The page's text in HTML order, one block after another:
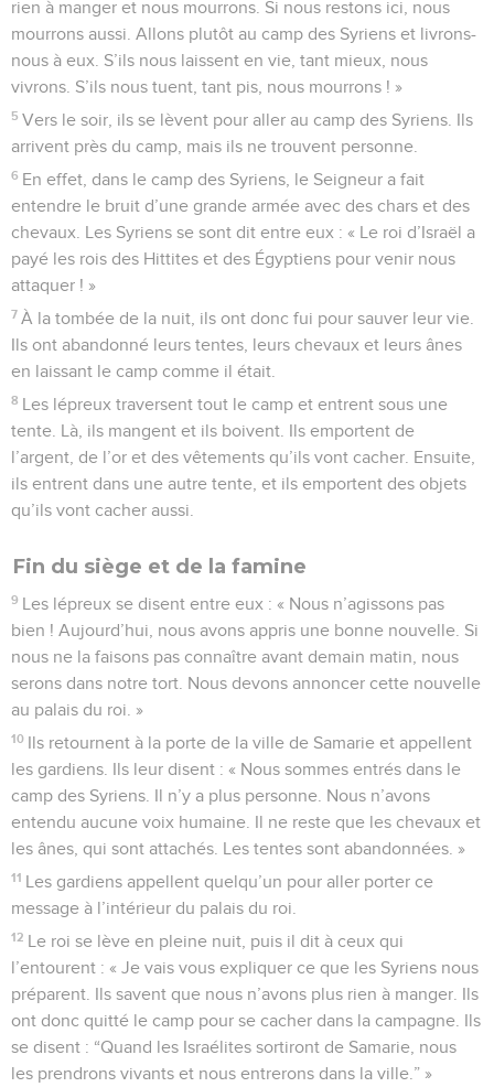
rien à manger et nous mourrons. Si nous restons ici, nous
mourrons aussi. Allons plutôt au camp des Syriens et livrons-
nous à eux. S’ils nous laissent en vie, tant mieux, nous
vivrons. S’ils nous tuent, tant pis, nous mourrons ! »
5 Vers le soir, ils se lèvent pour aller au camp des Syriens. Ils
arrivent près du camp, mais ils ne trouvent personne.
6 En effet, dans le camp des Syriens, le Seigneur a fait
entendre le bruit d’une grande armée avec des chars et des
chevaux. Les Syriens se sont dit entre eux : « Le roi d’Israël a
payé les rois des Hittites et des Égyptiens pour venir nous
attaquer ! »
7 À la tombée de la nuit, ils ont donc fui pour sauver leur vie.
Ils ont abandonné leurs tentes, leurs chevaux et leurs ânes
en laissant le camp comme il était.
8 Les lépreux traversent tout le camp et entrent sous une
tente. Là, ils mangent et ils boivent. Ils emportent de
l’argent, de l’or et des vêtements qu’ils vont cacher. Ensuite,
ils entrent dans une autre tente, et ils emportent des objets
qu’ils vont cacher aussi.
Fin du siège et de la famine
9 Les lépreux se disent entre eux : « Nous n’agissons pas
bien ! Aujourd’hui, nous avons appris une bonne nouvelle. Si
nous ne la faisons pas connaître avant demain matin, nous
serons dans notre tort. Nous devons annoncer cette nouvelle
au palais du roi. »
10 Ils retournent à la porte de la ville de Samarie et appellent
les gardiens. Ils leur disent : « Nous sommes entrés dans le
camp des Syriens. Il n’y a plus personne. Nous n’avons
entendu aucune voix humaine. Il ne reste que les chevaux et
les ânes, qui sont attachés. Les tentes sont abandonnées. »
11 Les gardiens appellent quelqu’un pour aller porter ce
message à l’intérieur du palais du roi.
12 Le roi se lève en pleine nuit, puis il dit à ceux qui
l’entourent : « Je vais vous expliquer ce que les Syriens nous
préparent. Ils savent que nous n’avons plus rien à manger. Ils
ont donc quitté le camp pour se cacher dans la campagne. Ils
se disent : “Quand les Israélites sortiront de Samarie, nous
les prendrons vivants et nous entrerons dans la ville.” »